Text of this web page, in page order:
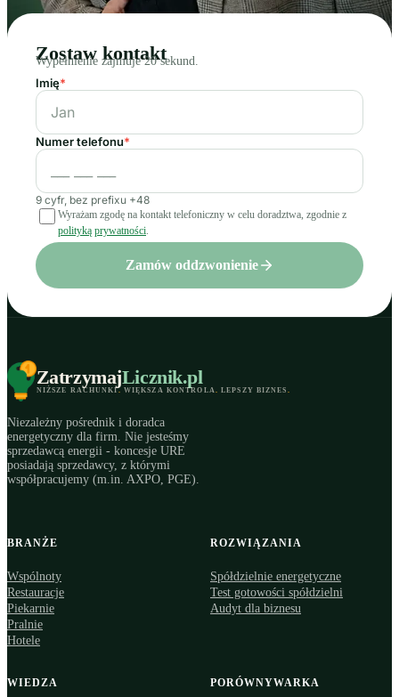
Zostaw kontakt
Wypełnienie zajmuje 20 sekund.
Imię*
Numer telefonu*
9 cyfr, bez prefixu +48
Wyrażam zgodę na kontakt telefoniczny w celu doradztwa, zgodnie z
polityką prywatności.
Zamów oddzwonienie
ZatrzymajLicznik.pl
NIŻSZE RACHUNKI. WIĘKSZA KONTROLA. LEPSZY BIZNES .
Niezależny pośrednik i doradca
energetyczny dla firm. Nie jesteśmy
sprzedawcą energii - koncesje URE
posiadają sprzedawcy, z którymi
współpracujemy (m.in. AXPO, PGE).
BRANŻE
Wspólnoty
Restauracje
Piekarnie
Pralnie
Hotele
ROZWIĄZANIA
Spółdzielnie energetyczne
Test gotowości spółdzielni
Audyt dla biznesu
WIEDZA PORÓWNYWARKA